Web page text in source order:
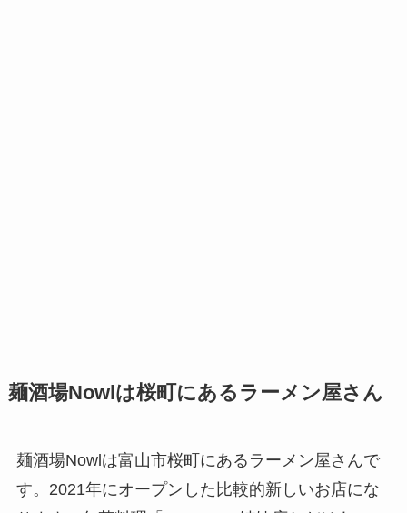
麺酒場Nowlは桜町にあるラーメン屋さん
麺酒場Nowlは富山市桜町にあるラーメン屋さんで
す。2021年にオープンした比較的新しいお店にな